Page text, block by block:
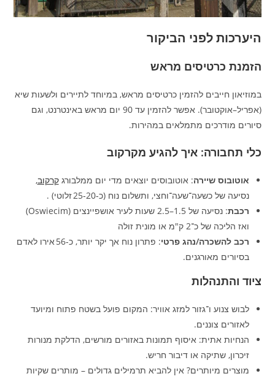
היערכות לפני הביקור
הזמנת כרטיסים מראש
במוזיאון חייבים להזמין כרטיסים מראש, במיוחד לתיירים ולשעות שיא
(אפריל–אוקטובר). אפשר להזמין עד 90 יום מראש באינטרנט, וגם
סיורים מודרכים מתמלאים במהירות.
כלי תחבורה: איך להגיע מקרקוב
אוטובוס שיירה: אוטובוסים יוצאים מדי יום ממלבורגקרקוב,
נסיעה של כשעה־שעה־וחצי, ותשלום נוח (כ‑20‑25 זלוטי) .
רכבת
: נסיעה של 1.5–2.5 שעות לעיר אושפיינצים (Oswiecim)
ואז הליכה של כ־2 ק"מ או מונית זולה
רכב להשכרה/נהג פרטי
: פתרון נוח אך יקר יותר, כ‑56 אירו לאדם
בסיורים מאורגנים.
ציוד והתנהלות
לבוש צנוע ו־גזור למזג אוויר: המקום פועל בשטח פתוח ומיועד
לאזורים צוננים.
הנחיות אתית: איסוף תמונות באזורים מורשים, הדלקת מנורות
זיכרון, שתיקה או דיבור חריש.
מוצרים מיותרים? אין להביא תרמילים גדולים – מותרים שקיות